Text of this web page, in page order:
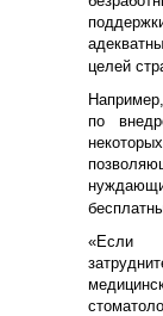
целей
по
«Если